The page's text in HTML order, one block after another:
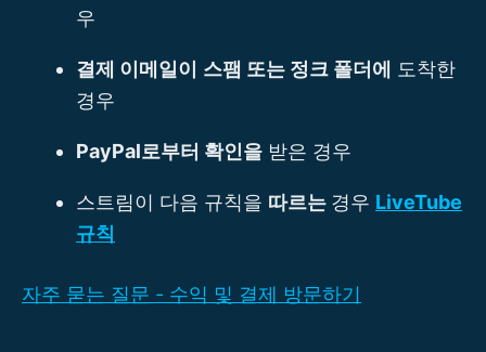
우
결제 이메일이 스팸 또는 정크 폴더에
도착한
경우
PayPal로부터 확인을 받은 경우
스트림이 다음 규칙을 따르는 경우 LiveTube
규칙
자주 묻는 질문 - 수익 및 결제 방문하기